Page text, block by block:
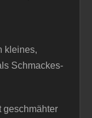
kleines,
Schmackes-
geschmähter